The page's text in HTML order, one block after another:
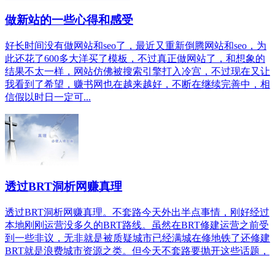
做新站的一些心得和感受
好长时间没有做网站和seo了，最近又重新倒腾网站和seo，为
此还花了600多大洋买了模板，不过真正做网站了，和想象的
结果不太一样，网站仿佛被搜索引擎打入冷宫，不过现在又让
我看到了希望，赚书网也在越来越好，不断在继续完善中，相
信假以时日一定可...
透过BRT洞析网赚真理
透过BRT洞析网赚真理。不套路今天外出半点事情，刚好经过
本地刚刚运营没多久的BRT路线。虽然在BRT修建运营之前受
到一些非议，无非就是被质疑城市已经满城在修地铁了还修建
BRT就是浪费城市资源之类。但今天不套路要抛开这些话题，